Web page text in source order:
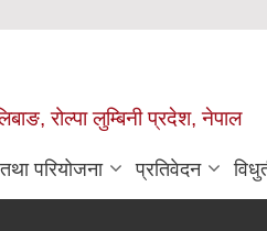
रोल्पा लुम्बिनी प्रदेश, नेपाल
परियोजना प्रतिवेदन